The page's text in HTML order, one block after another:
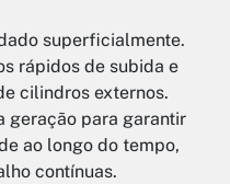
superficialmente.
rápidos de subida e
cilindros externos.
geração para garantir
ao longo do tempo,
contínuas.